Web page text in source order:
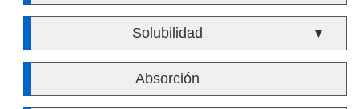
Solubilidad ▼
Absorción